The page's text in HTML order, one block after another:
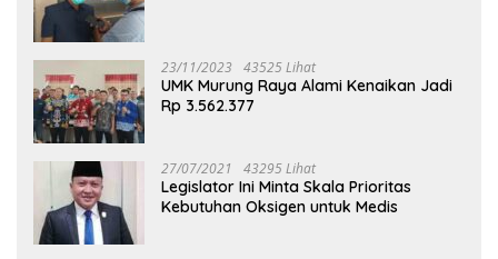
23/11/2023 43525 Lihat
UMK Murung Raya Alami Kenaikan Jadi
Rp 3.562.377
27/07/2021 43295 Lihat
Legislator Ini Minta Skala Prioritas
Kebutuhan Oksigen untuk Medis